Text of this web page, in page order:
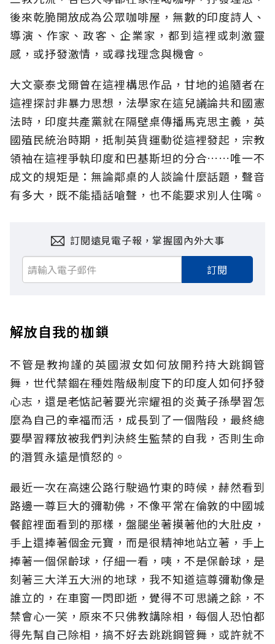
後來乾脆開放成為公眾咖啡屋，無數的印度詩人、
導演、作家、政客、企業家，都到這裡或刺激靈
感，或抒發激情，或尋找理念與機會。
大文豪泰戈爾曾在這裡構思作品，甘地的追隨者在
這裡探討非暴力思想，法學家在這兒議論共和國憲
法時，印度共產黨就在隔壁桌傳播馬克思主義，英
國殖民統治時期，抵制英貨運動從這裡發起，宗教
領袖在這裡爭執印度和巴基斯坦的分合……唯一不
成文的規矩是：無論鄰桌的人談論什麼話題，聲音
有多大，既不能插話嗆聲，也不能要求別人住嘴。
訂閱遠見電子報，掌握國內外大事
訂閱
解放自我的枷鎖
不管是教拘謹的英國淑女如何放開矜持大跳鋼管
舞，世代禁錮在種姓階級制度下的印度人如何抒發
心志，還是老惦記著要光宗耀祖的炎黃子孫學習怎
麼為自己的幸福而活，成長到了一個階段，最終總
要學習釋放被我們判決終生監禁的自我，否則生命
的潛質永遠是憤怒的。
最近一次在高速公路行駛過竹東的時候，赫然看到
路邊一尊巨大的彌勒佛，不像平常在倫敦的中國城
餐館裡面看到的那樣，盤腿坐著摸著他的大肚皮，
手上還捧著個金元寶，而是很精神地站立著，手上
捧著一個保齡球，仔細一看，咦，不是保齡球，是
刻著三大洋五大洲的地球，我不知道這尊彌勒像是
誰立的，在車窗一閃即逝，覺得不可思議之餘，不
禁會心一笑，原來不只佛教講除相，每個人恐怕都
得先幫自己除相，搞不好去跳跳鋼管舞，或許就不